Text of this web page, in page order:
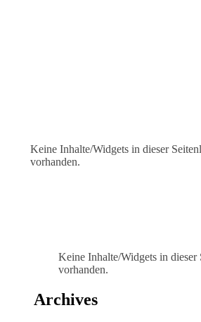
Keine Inhalte/Widgets in dieser
vorhanden.
Keine Inhalte/Widgets in dieser
vorhanden.
Archives